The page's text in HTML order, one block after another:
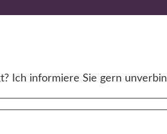
Ich informiere Sie gern